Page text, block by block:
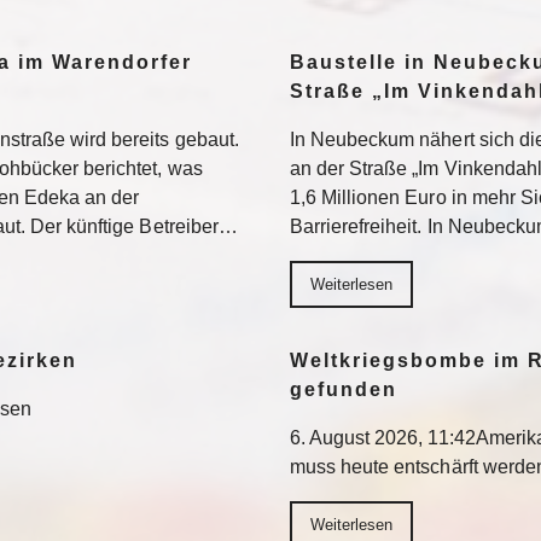
im Warendorfer
wird bereits gebaut.
berichtet, was
Edeka an der
Der künftige Betreiber…
Baustelle in
Straße „Im
In Neubeckum nähert sich
an der Straße „Im
1,6 Millionen Euro in mehr
Barrierefreiheit. In
Weiterlesen
Weltkriegsbombe im
gefunden
6. August 2026,
muss heute entschärft
Weiterlesen